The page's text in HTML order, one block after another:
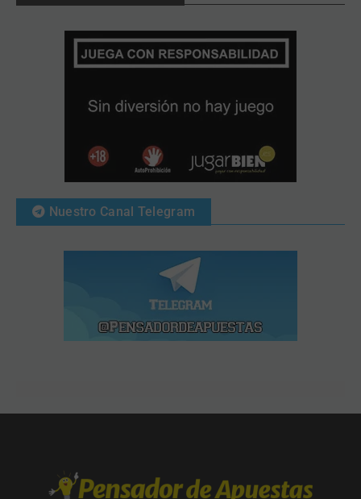
Nuestro Canal Telegram